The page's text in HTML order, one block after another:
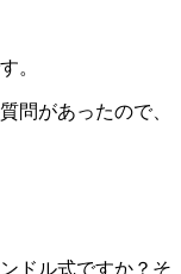
。
問があったので、
ドル式ですか？そ